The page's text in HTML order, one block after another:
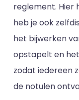
reglement. Hier
heb je ook
het bijwerken
opstapelt en
zodat iedereen
de notulen